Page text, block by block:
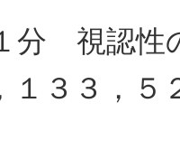
分 視認
３３，５